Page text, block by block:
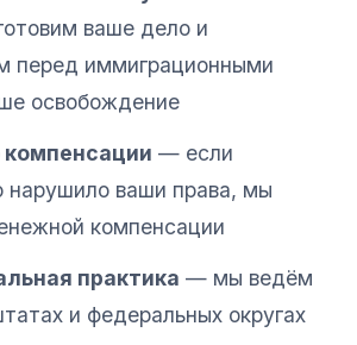
ваше дело и
перед иммиграционными
освобождение
компенсации — если
нарушило ваши права, мы
компенсации
практика — мы ведём
и федеральных округах